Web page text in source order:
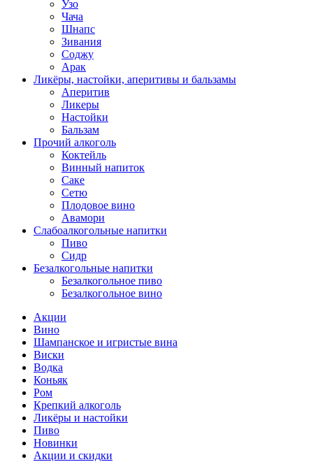
Узо
Чача
Шнапс
Зивания
Соджу
Арак
Ликёры, настойки, аперитивы и бальзамы
Аперитив
Ликеры
Настойки
Бальзам
Прочий алкоголь
Коктейль
Винный напиток
Саке
Сетю
Плодовое вино
Авамори
Слабоалкогольные напитки
Пиво
Сидр
Безалкогольные напитки
Безалкогольное пиво
Безалкогольное вино
Акции
Вино
Шампанское и игристые вина
Виски
Водка
Коньяк
Ром
Крепкий алкоголь
Ликёры и настойки
Пиво
Новинки
Акции и скидки